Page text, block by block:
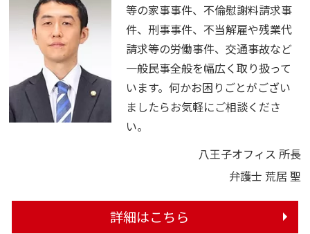
等の家事事件、不倫慰謝料請求事
件、刑事事件、不当解雇や残業代
請求等の労働事件、交通事故など
一般民事全般を幅広く取り扱って
います。何かお困りごとがござい
ましたらお気軽にご相談くださ
い。
八王子オフィス 所長
弁護士 荒居 聖
詳細はこちら